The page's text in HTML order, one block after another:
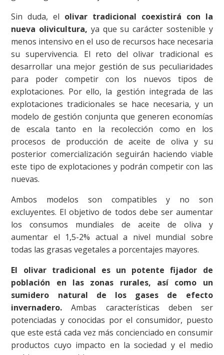
Sin duda, el olivar tradicional coexistirá con la
nueva olivicultura, ya que su carácter sostenible y
menos intensivo en el uso de recursos hace necesaria
su supervivencia. El reto del olivar tradicional es
desarrollar una mejor gestión de sus peculiaridades
para poder competir con los nuevos tipos de
explotaciones. Por ello, la gestión integrada de las
explotaciones tradicionales se hace necesaria, y un
modelo de gestión conjunta que generen economías
de escala tanto en la recolección como en los
procesos de producción de aceite de oliva y su
posterior comercialización seguirán haciendo viable
este tipo de explotaciones y podrán competir con las
nuevas.
Ambos modelos son compatibles y no son
excluyentes. El objetivo de todos debe ser aumentar
los consumos mundiales de aceite de oliva y
aumentar el 1,5-2% actual a nivel mundial sobre
todas las grasas vegetales a porcentajes mayores.
El olivar tradicional es un potente fijador de
población en las zonas rurales, así como un
sumidero natural de los gases de efecto
invernadero.Ambas características deben ser
potenciadas y conocidas por el consumidor, puesto
que este está cada vez más concienciado en consumir
productos cuyo impacto en la sociedad y el medio